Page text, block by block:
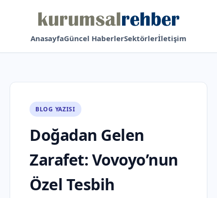
AnasayfaGüncel HaberlerSektörlerİletişim
BLOG YAZISI
Doğadan Gelen
Zarafet: Vovoyo’nun
Özel Tesbih